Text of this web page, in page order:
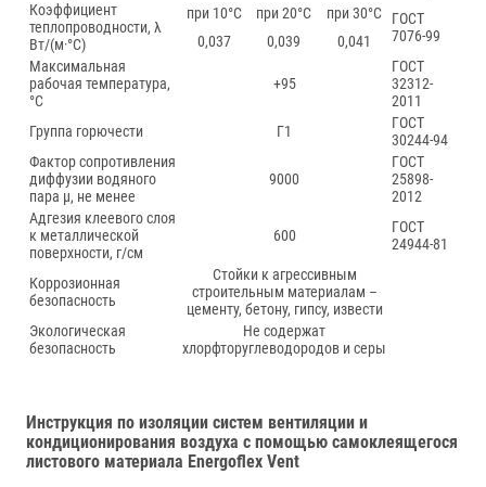
Коэффициент
теплопроводности, λ
Вт/(м·°С)
при 10°С при 20°С при 30°С
ГОСТ
7076-99
0,037 0,039
0,041
Максимальная
рабочая температура,
°С
+95
ГОСТ
32312-
2011
Группа горючести
Г1
ГОСТ
30244-94
Фактор сопротивления
диффузии водяного
пара μ, не менее
9000
ГОСТ
25898-
2012
Адгезия клеевого слоя
к металлической
поверхности, г/см
600
ГОСТ
24944-81
Коррозионная
безопасность
Стойки к агрессивным
строительным материалам –
цементу, бетону, гипсу, извести
Экологическая
безопасность
Не содержат
хлорфторуглеводородов и серы
Инструкция по изоляции систем вентиляции и
кондиционирования воздуха с помощью самоклеящегося
листового материала Energoflex Vent